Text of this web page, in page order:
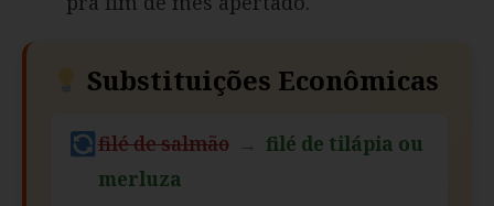
Substituições Econômicas
filé de salmão → filé de tilápia ou
merluza